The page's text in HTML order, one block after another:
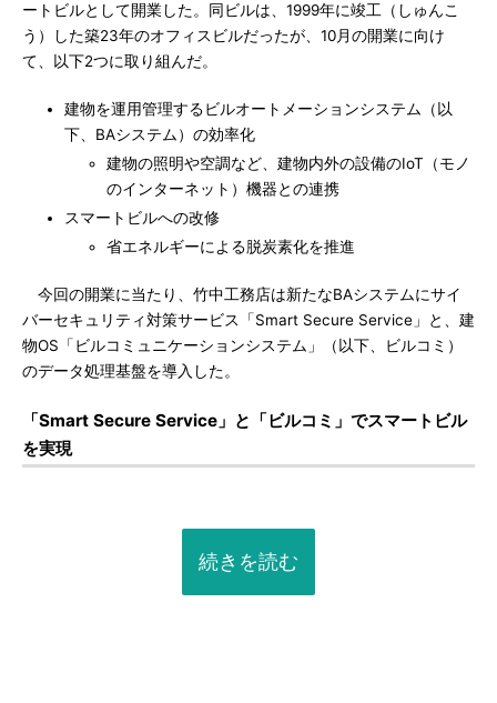
ートビルとして開業した。同ビルは、1999年に竣工（しゅんこ
う）した築23年のオフィスビルだったが、10月の開業に向け
て、以下2つに取り組んだ。
建物を運用管理するビルオートメーションシステム（以
下、BAシステム）の効率化
建物の照明や空調など、建物内外の設備のIoT（モノ
のインターネット）機器との連携
スマートビルへの改修
省エネルギーによる脱炭素化を推進
今回の開業に当たり、竹中工務店は新たなBAシステムにサイ
バーセキュリティ対策サービス「Smart Secure Service」と、建
物OS「ビルコミュニケーションシステム」（以下、ビルコミ）
のデータ処理基盤を導入した。
「Smart Secure Service」と「ビルコミ」でスマートビル
を実現
続きを読む